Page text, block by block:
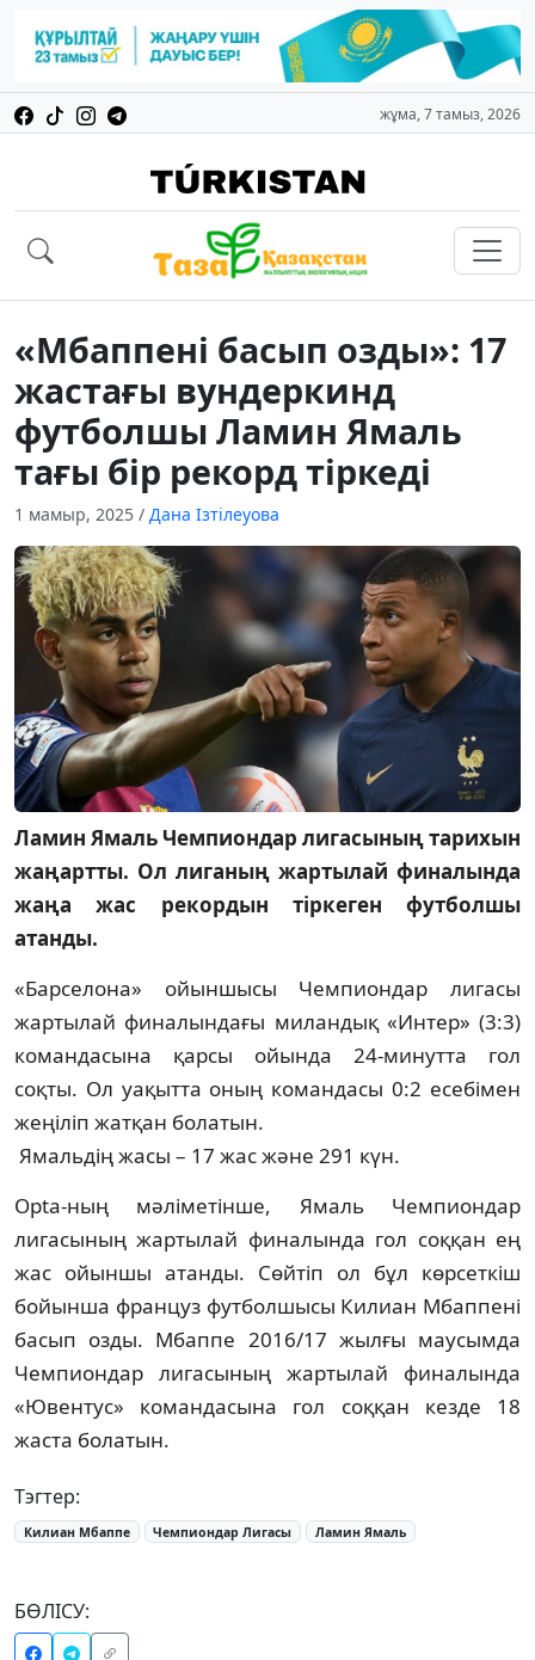
жұма, 7 тамыз, 2026
«Мбаппені басып озды»: 17
жастағы вундеркинд
футболшы Ламин Ямаль
тағы бір рекорд тіркеді
1 мамыр, 2025 / Дана Ізтілеуова
Ламин Ямаль Чемпиондар лигасының тарихын
жаңартты. Ол лиганың жартылай финалында
жаңа жас рекордын тіркеген футболшы
атанды.
«Барселона» ойыншысы Чемпиондар лигасы
жартылай финалындағы миландық «Интер» (3:3)
командасына қарсы ойында 24-минутта гол
соқты. Ол уақытта оның командасы 0:2 есебімен
жеңіліп жатқан болатын.
Ямальдің жасы – 17 жас және 291 күн.
Opta-ның мәліметінше, Ямаль Чемпиондар
лигасының жартылай финалында гол соққан ең
жас ойыншы атанды. Сөйтіп ол бұл көрсеткіш
бойынша француз футболшысы Килиан Мбаппені
басып озды. Мбаппе 2016/17 жылғы маусымда
Чемпиондар лигасының жартылай финалында
«Ювентус» командасына гол соққан кезде 18
жаста болатын.
Тэгтер:
Килиан Мбаппе Чемпиондар Лигасы Ламин Ямаль
БӨЛІСУ: